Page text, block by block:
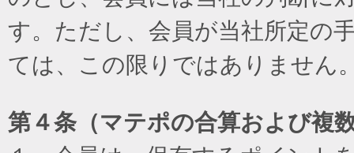
す。ただし、会員が当社所定の
ては、この限りではありません
第４条（マテポの合算および複